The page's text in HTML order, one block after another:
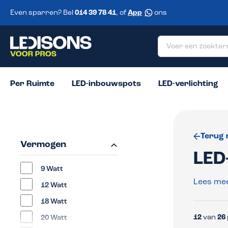
Ga naar de hoofdnavigatie
Even sparren? Bel 014 39 78 41, of App ons
Per Ruimte LED-inbouwspots LED-verlichting
Vermogen
9 Watt
12 Watt
18 Watt
20 Watt
Terug
Lees
12 van 26